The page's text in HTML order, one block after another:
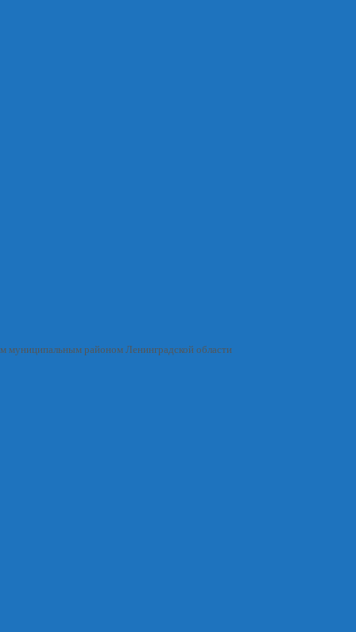
муниципальным районом Ленинградской области